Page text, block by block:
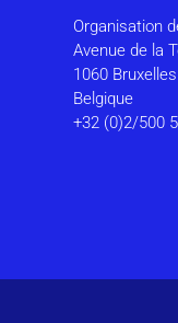
Organisation
Avenue de la
1060 Bruxelles
Belgique
+32 (0)2/500